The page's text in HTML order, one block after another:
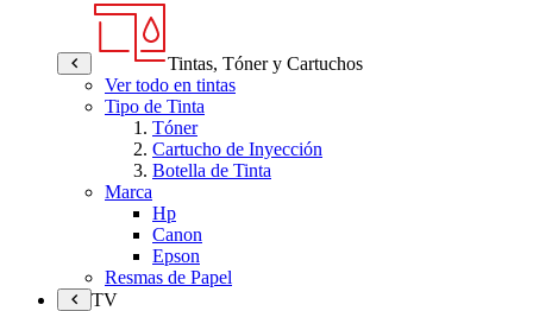
Tintas, Tóner y Cartuchos
Ver todo en tintas
Tipo de Tinta
Tóner
Cartucho de Inyección
Botella de Tinta
Marca
Hp
Canon
Epson
Resmas de Papel
TV